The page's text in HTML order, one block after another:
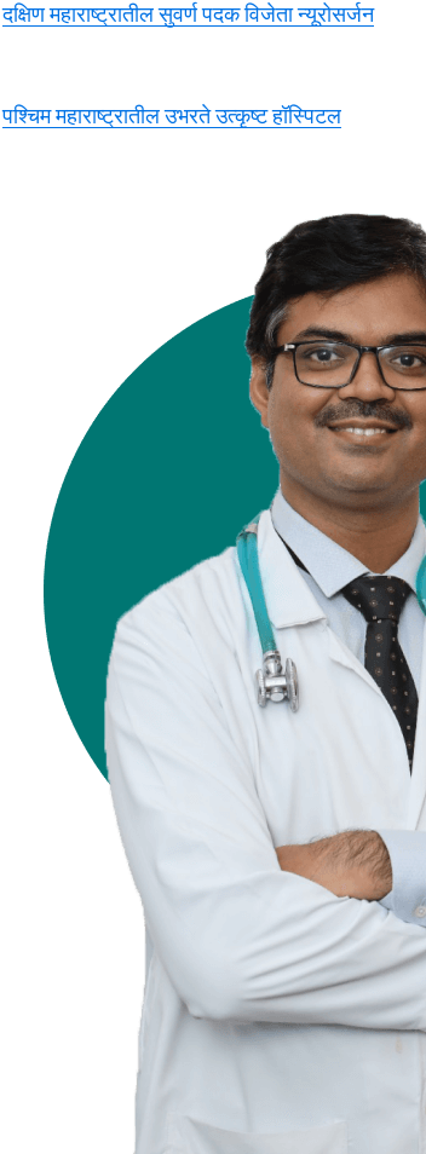
दक्षिण महाराष्ट्रातील सुवर्ण पदक विजेता न्यूरोसर्जन
पश्चिम महाराष्ट्रातील उभरते उत्कृष्ट हॉस्पिटल